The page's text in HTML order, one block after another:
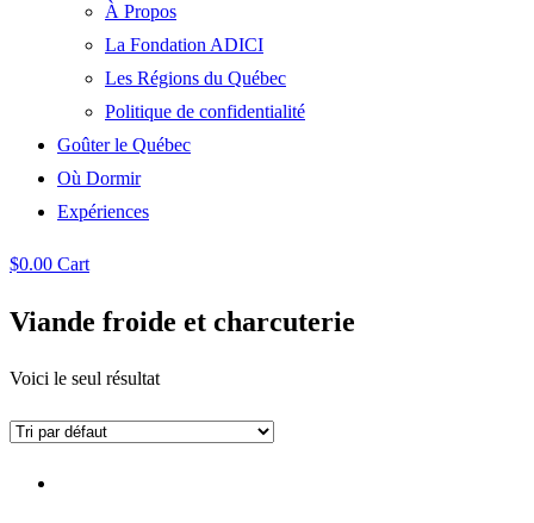
À Propos
La Fondation ADICI
Les Régions du Québec
Politique de confidentialité
Goûter le Québec
Où Dormir
Expériences
$0.00 Cart
Viande froide et charcuterie
Voici le seul résultat